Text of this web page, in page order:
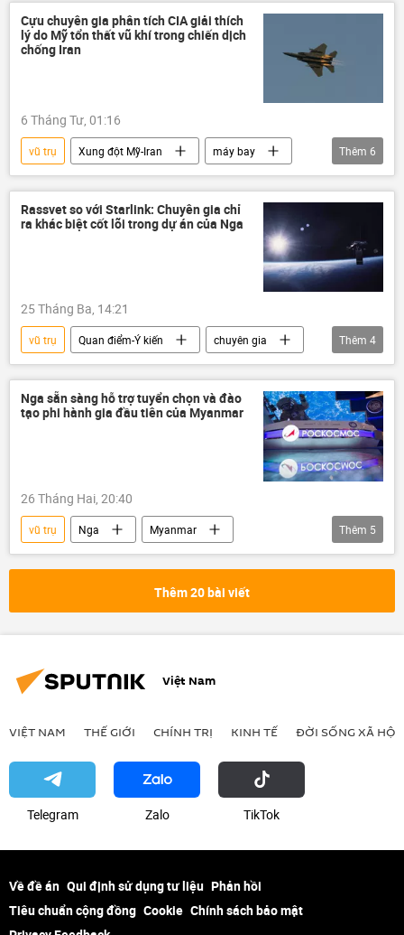
Quân sự
Bộ Ngoại giao Nga
Cựu chuyên gia phân tích CIA giải thích
lý do Mỹ tổn thất vũ khí trong chiến dịch
chống Iran
6 Tháng Tư, 01:16
vũ trụ Xung đột Mỹ-Iran
máy bay
máy bay chiến đấu
Hoa Kỳ
Israel
Iran
Trung Đông Thế giới
Thêm 6
Rassvet so với Starlink: Chuyên gia chỉ
ra khác biệt cốt lõi trong dự án của Nga
25 Tháng Ba, 14:21
vũ trụ Quan điểm-Ý kiến
chuyên gia
Nga
vệ tinh
công nghệ
Thế giới
Thêm 4
Nga sẵn sàng hỗ trợ tuyển chọn và đào
tạo phi hành gia đầu tiên của Myanmar
26 Tháng Hai, 20:40
vũ trụ Nga
Myanmar
Roscosmos
thông tin
Thế giới
Thêm 5
Thêm 20 bài viết
Việt Nam
VIỆT NAM THẾ GIỚI CHÍNH TRỊ KINH TẾ ĐỜI SỐNG XÃ HỘI
Telegram Zalo ТikТоk
Về đề án Qui định sử dụng tư liệu Phản hồi
Tiêu chuẩn cộng đồng Cookie Chính sách bảo mật